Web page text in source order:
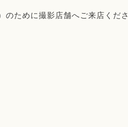
ために撮影店舗へご来店くださ